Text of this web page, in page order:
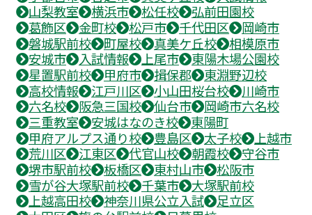
山梨教室
横浜市 松任校
弘前田園校
葛飾区
金町校 松戸市 千代田区
岡崎市
磐城駅前校
町屋校 真美ケ丘校
相模原市
安城市
入試情報 上尾市
東陽木場公園校
星置駅前校
甲府市 揖保郡
東淵野辺校
高校情報
江戸川区 小山田桜台校
川崎市
六名校
阪急三国校 仙台市
岡崎市六名校
三重教室
安城はなのき校
東陽町
甲府アルプス通り校
豊島区 太子校
上越市
荒川区
江東区 代官山校 朝霞校
守谷市
堺市駅前校
板橋区 東村山市
松阪市
雪が谷大塚駅前校
千葉市
大塚駅前校
上越高田校
神奈川県公立入試
足立区